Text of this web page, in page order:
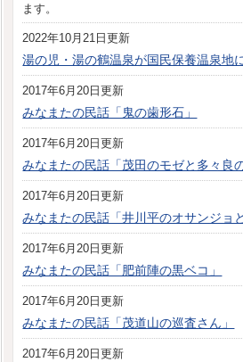
ます。
2022年10月21日更新
湯の児・湯の鶴温泉が国民保養温泉地
2017年6月20日更新
みなまたの民話「鬼の歯形石」
2017年6月20日更新
みなまたの民話「茂田のモゼと多々良
2017年6月20日更新
みなまたの民話「井川平のオサンジョ
2017年6月20日更新
みなまたの民話「肥前陣の黒ベコ」
2017年6月20日更新
みなまたの民話「茂道山の巡査さん」
2017年6月20日更新